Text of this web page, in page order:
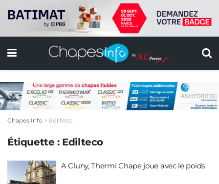
Chapes Info > Edilteco
Étiquette : Edilteco
A Cluny, Thermi Chape joue avec le poids